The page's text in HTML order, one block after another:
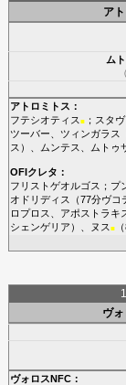
ア
ム
（
アトロミトス ：
フテシオティス ■； スタ
ツーバー
ツィンガラス
ス ）、 ムンテス ムトゥ
OFIクレタ ：
フリストゲオルゴス ； プ
オドリディス
（77分ヴコ
ロプロス
アポストラキ
シェンゲリア ）、 ヌス ■
ヴ
ヴォロスNFC：